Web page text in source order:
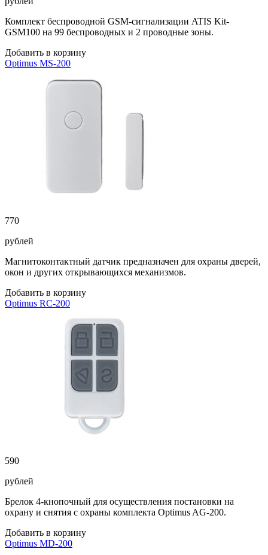
Комплект беспроводной GSM-сигнализации ATIS Kit-
GSM100 на 99 беспроводных и 2 проводные зоны.
Добавить в корзину
Optimus MS-200
770
рублей
Магнитоконтактный датчик предназначен для охраны дверей,
окон и других открывающихся механизмов.
Добавить в корзину
Optimus RC-200
590
рублей
Брелок 4-кнопочный для осуществления постановки на
охрану и снятия с охраны комплекта Optimus AG-200.
Добавить в корзину
Optimus MD-200